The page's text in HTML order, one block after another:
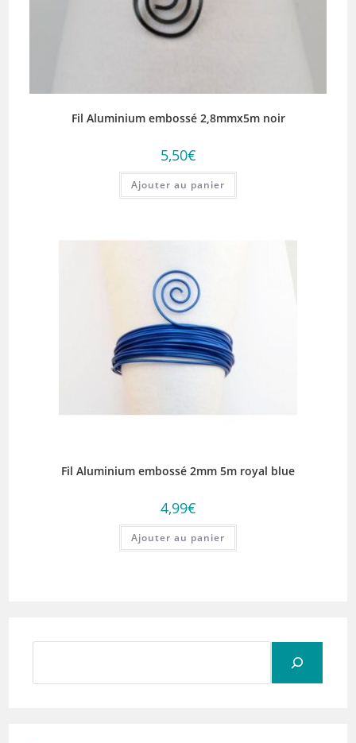
Fil Aluminium embossé 2,8mmx5m noir
5,50€
Ajouter au panier
Fil Aluminium embossé 2mm 5m royal blue
4,99€
Ajouter au panier